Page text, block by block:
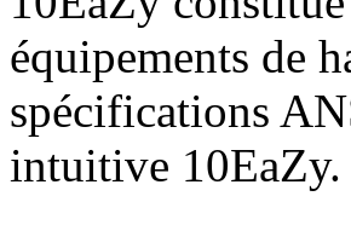
équipements de
spécifications
intuitive 10EaZy.